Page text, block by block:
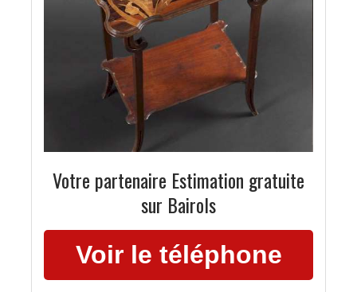
Votre partenaire Estimation gratuite
sur Bairols